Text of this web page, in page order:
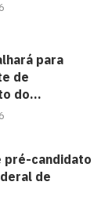
para
de
do...
pré-candidato
de